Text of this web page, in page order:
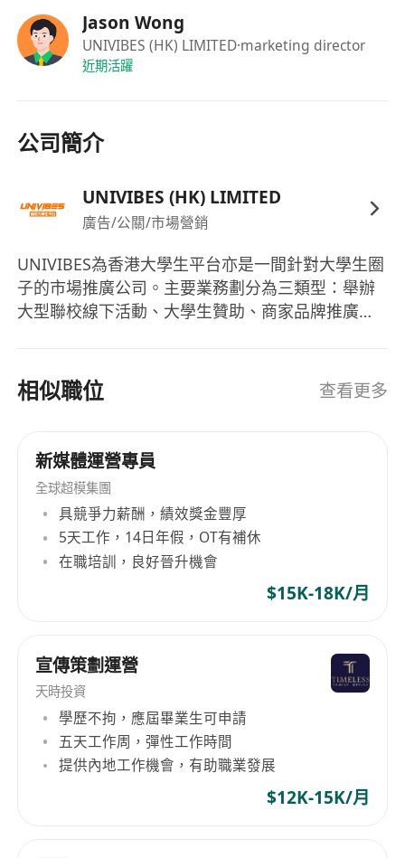
Jason Wong
UNIVIBES (HK) LIMITED·marketing director
近期活躍
公司簡介
UNIVIBES (HK) LIMITED
廣告/公關/市場營銷
UNIVIBES為香港大學生平台亦是一間針對大學生圈
子的市場推廣公司。主要業務劃分為三類型：舉辦
大型聯校線下活動、大學生贊助、商家品牌推廣。
戶，從而推廣員亦會從中獲得薪金及傭金。
UNIVIBES Instagram: univibeshk
相似職位 查看更多
新媒體運營專員
全球超模集團
具競爭力薪酬，績效獎金豐厚
5天工作，14日年假，OT有補休
在職培訓，良好晉升機會
$15K-18K/月
宣傳策劃運營
天時投資
學歷不拘，應屆畢業生可申請
五天工作周，彈性工作時間
提供內地工作機會，有助職業發展
$12K-15K/月